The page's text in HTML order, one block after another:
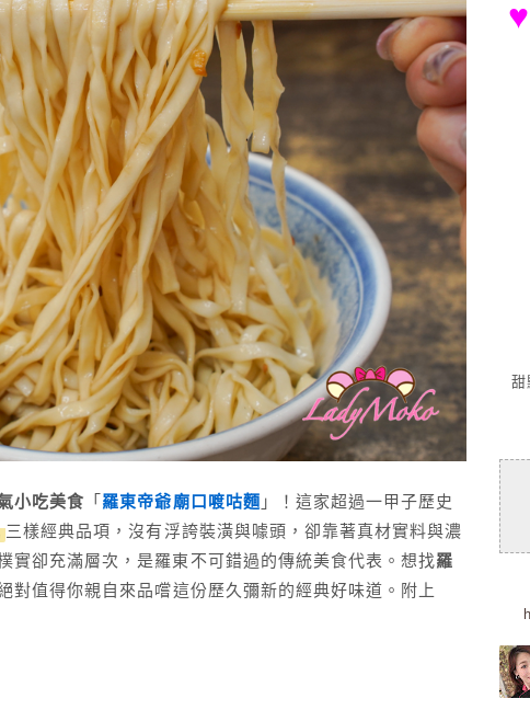
小吃美食 「 羅東帝爺廟口喥咕麵 」！這家超過一甲子歷史
三樣經典品項，沒有浮誇裝潢與噱頭，卻靠著真材實料與濃
實卻充滿層次，是羅東不可錯過的傳統美食代表。想找羅
對值得你親自來品嚐這份歷久彌新的經典好味道。附上
♥
甜